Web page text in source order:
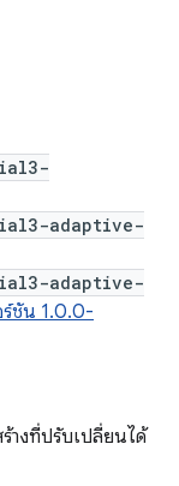
adaptive-
adaptive-
ร์ชัน 1.0.0-
างที่ปรับเปลี่ยนได้